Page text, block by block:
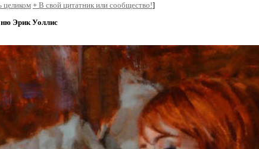
целиком+ В свой цитатник или сообщество!]
ню Эрик Уоллис